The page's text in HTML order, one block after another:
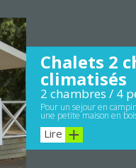
Chalets 2
climatisés
2 chambres / 4
Pour un sejour en
une petite maison en
Lire